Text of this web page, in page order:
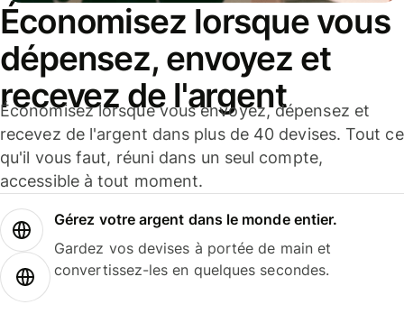
Économisez lorsque vous
dépensez, envoyez et
recevez de l'argent
Économisez lorsque vous envoyez, dépensez et
recevez de l'argent dans plus de 40 devises. Tout ce
qu'il vous faut, réuni dans un seul compte,
accessible à tout moment.
Gérez votre argent dans le monde entier.
Gardez vos devises à portée de main et
convertissez-les en quelques secondes.